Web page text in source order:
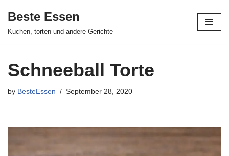
Skip
Beste Essen
Kuchen, torten und andere Gerichte
Schneeball Torte
by BesteEssen September 28, 2020